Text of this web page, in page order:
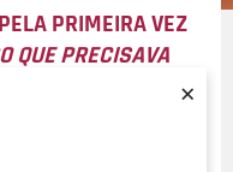
×
PRIMEIRA VEZ
QUE PRECISAVA